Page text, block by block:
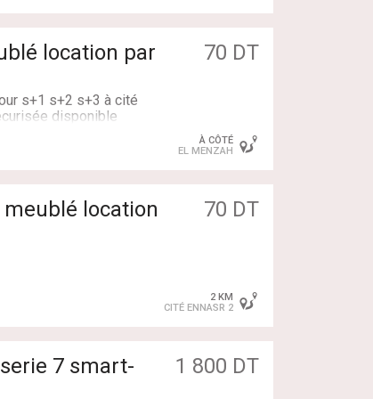
location par
70 DT
s+1 s+2 s+3 à cité
disponible
spécifique 🕘
À CÔTÉ
EL MENZAH
location
70 DT
2 KM
CITÉ ENNASR 2
7 smart-
1 800 DT